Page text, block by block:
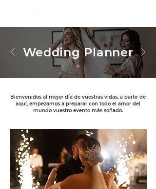
Wedding Planner
Bienvenidos al mejor día de vuestras vidas, a partir de
aquí, empezamos a preparar con todo el amor del
mundo vuestro evento más soñado.